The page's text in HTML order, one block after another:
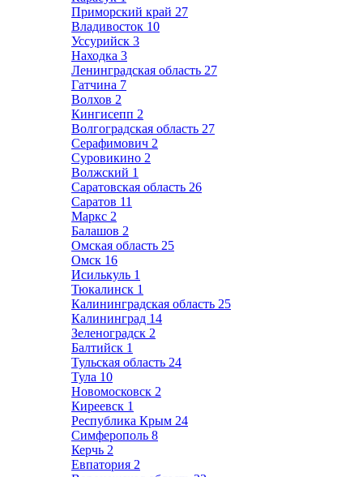
Приморский край 27
Владивосток 10
Уссурийск 3
Находка 3
Ленинградская область 27
Гатчина 7
Волхов 2
Кингисепп 2
Волгоградская область 27
Серафимович 2
Суровикино 2
Волжский 1
Саратовская область 26
Саратов 11
Маркс 2
Балашов 2
Омская область 25
Омск 16
Исилькуль 1
Тюкалинск 1
Калининградская область 25
Калининград 14
Зеленоградск 2
Балтийск 1
Тульская область 24
Тула 10
Новомосковск 2
Киреевск 1
Республика Крым 24
Симферополь 8
Керчь 2
Евпатория 2